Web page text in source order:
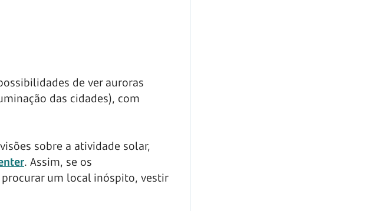
de ver auroras
das cidades), com
sobre a atividade solar,
. Assim, se os
um local inóspito, vestir